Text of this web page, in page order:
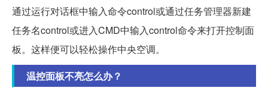
通过运行对话框中输入命令control或通过任务管理器新建
任务名control或进入CMD中输入control命令来打开控制面
板。这样便可以轻松操作中央空调。
温控面板不亮怎么办？